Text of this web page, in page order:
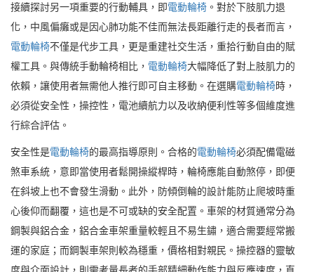
接續探討另一項重要的行動輔具，即電動輪椅 。對於下肢肌力退
化，中風偏癱或是因心肺功能不佳而無法長距離行走的長者而言，
電動輪椅不僅是代步工具，更是重建社交生活，重拾行動自由的賦
權工具。與傳統手動輪椅相比， 電動輪椅大幅降低了對上肢肌力的
依賴，讓使用者無需他人推行即可自主移動。在選購電動輪椅時，
必須從安全性，操控性，電池續航力以及收納便利性等多個維度進
行綜合評估。
安全性是電動輪椅的最高指導原則。合格的電動輪椅必須配備電磁
煞車系統，意即當使用者鬆開操縱桿時，輪椅應能自動煞停，即便
在斜坡上也不會發生滑動。此外，防傾倒輪的設計能防止爬坡時重
心後仰而翻覆，這也是不可或缺的安全配置。車架的材質通常分為
鋼製與鋁合金，鋁合金車架重量較輕且不易生鏽，適合需要經常搬
運的家庭；而鋼製車架則較為穩重，價格相對親民。操控器的靈敏